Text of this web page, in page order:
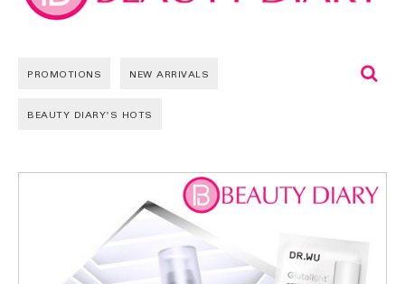
PROMOTIONS NEW ARRIVALS
BEAUTY DIARY'S HOTS